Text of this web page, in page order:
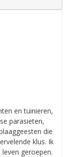
en tuinieren,
parasieten,
die
klus. Ik
geroepen.